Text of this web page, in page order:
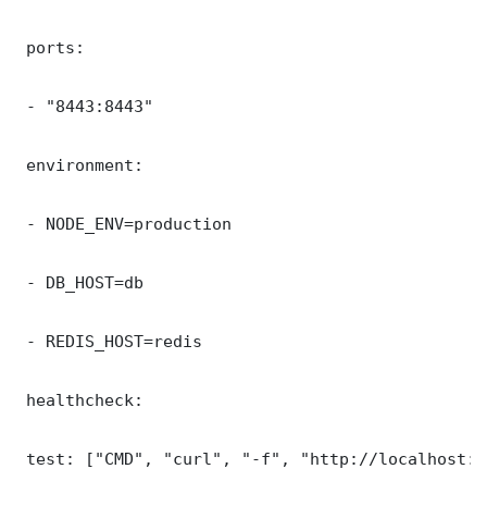
ports:
- "8443:8443"
environment:
- NODE_ENV=production
- DB_HOST=db
- REDIS_HOST=redis
healthcheck:
test: ["CMD", "curl", "-f", "http://